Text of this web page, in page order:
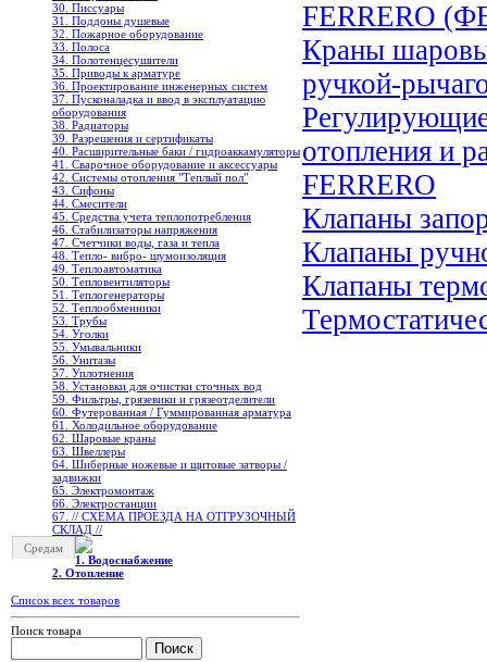
30. Писсуары
31. Поддоны душевые
32. Пожарное оборудование
33. Полоса
34. Полотенцесушители
35. Приводы к арматуре
36. Проектирование инженерных систем
37. Пусконаладка и ввод в эксплуатацию
оборудования
38. Радиаторы
39. Разрешения и сертификаты
40. Расширительные баки / гидроаккамуляторы
41. Сварочное оборудование и аксессуары
42. Системы отопления "Теплый пол"
43. Сифоны
44. Смесители
45. Средства учета теплопотребления
46. Стабилизаторы напряжения
47. Счетчики воды, газа и тепла
48. Тепло- вибро- шумоизоляция
49. Теплоавтоматика
50. Тепловентиляторы
51. Теплогенераторы
52. Теплообменники
53. Трубы
54. Уголки
55. Умывальники
56. Унитазы
57. Уплотнения
58. Установки для очистки сточных вод
59. Фильтры, грязевики и грязеотделители
60. Футерованная / Гуммированная арматура
61. Холодильное oборудование
62. Шаровые краны
63. Швеллеры
64. Шиберные ножевые и щитовые затворы /
задвижки
65. Электромонтаж
66. Электростанции
67. // СХЕМА ПРОЕЗДА НА ОТГРУЗОЧНЫЙ
СКЛАД //
Средам
1. Водоснабжение
2. Отопление
Список всех товаров
Поиск товара
FERRERO
Краны
ручкой-
отопления и
FERRERO
Клапаны
Клапаны
Клапаны